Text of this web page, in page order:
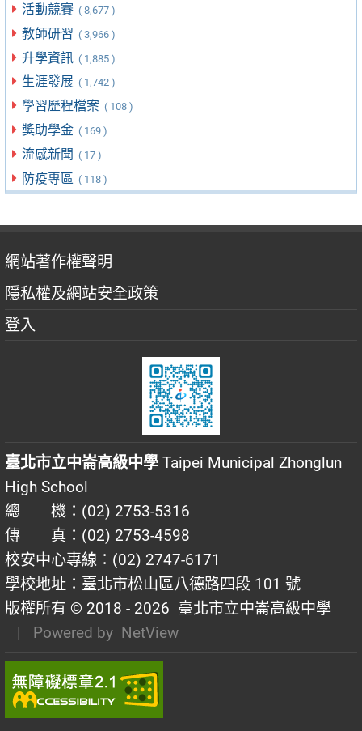
活動競賽 ( 8,677 )
教師研習 ( 3,966 )
升學資訊 ( 1,885 )
生涯發展 ( 1,742 )
學習歷程檔案 ( 108 )
獎助學金 ( 169 )
流感新聞 ( 17 )
防疫專區 ( 118 )
網站著作權聲明
隱私權及網站安全政策
登入
臺北市立中崙高級中學 Taipei Municipal Zhonglun
High School
總 機：(02) 2753-5316
傳 真：(02) 2753-4598
校安中心專線：(02) 2747-6171
學校地址：臺北市松山區八德路四段 101 號
版權所有 © 2018 - 2026 臺北市立中崙高級中學
| Powered by NetView